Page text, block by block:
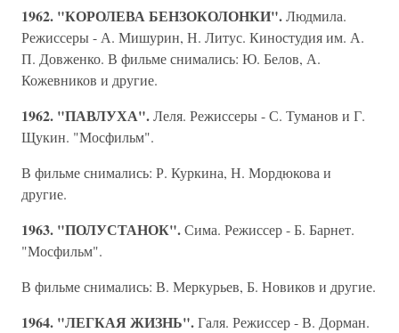
1962. "КОРОЛЕВА БЕНЗОКОЛОНКИ".Людмила.
Режиссеры - А. Мишурин, Н. Литус. Киностудия им. А.
П. Довженко. В фильме снимались: Ю. Белов, А.
Кожевников и другие.
1962. "ПАВЛУХА".Леля. Режиссеры - С. Туманов и Г.
Щукин. "Мосфильм".
В фильме снимались: Р. Куркина, Н. Мордюкова и
другие.
1963. "ПОЛУСТАНОК".Сима. Режиссер - Б. Барнет.
"Мосфильм".
В фильме снимались: В. Меркурьев, Б. Новиков и другие.
1964. "ЛЕГКАЯ ЖИЗНЬ".Галя. Режиссер - В. Дорман.